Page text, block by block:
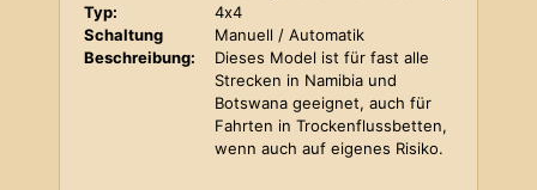
Typ:
4x4
Schaltung
Manuell / Automatik
Beschreibung:
Dieses Model ist für fast alle
Strecken in Namibia und
Botswana geeignet, auch für
Fahrten in Trockenflussbetten,
wenn auch auf eigenes Risiko.